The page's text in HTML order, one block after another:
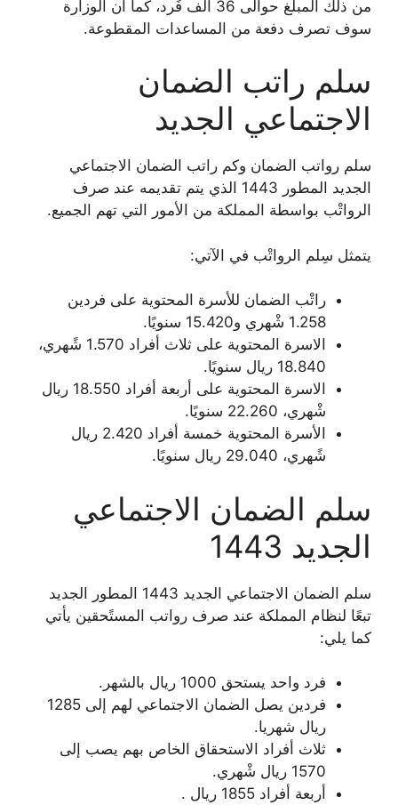
من ذلك المبلغ حوالى 36 ألف فًرد، كما أن الوزارة
سوف تصرف دفعة من المساعدات المقطوعة.
سلم راتب الضمان
الاجتماعي الجديد
سلم رواتب الضمان وكم راتب الضمان الاجتماعي
الجديد المطور 1443 الذي يتم تقديمه عند صرف
الرواتْب بواسطة المملكة من الأمور التي تهم الجميع.
يتمثل سِلم الرواتْب في الآتي:
راتْب الضمان للأسرة المحتوية على فردين
1.258 شْهري و15.420 سنويًا.
الاسرة المحتوية على ثلاث أفراد 1.570 شًهري،
18.840 ريال سنويًا.
الاسرة المحتوية على أربعة أفراد 18.550 ريال
شْهري، 22.260 سنويًا.
الأسرة المحتوية خمسة أفراد 2.420 ريال
شًهري، 29.040 ريال سنويًا.
سلم الضمان الاجتماعي
الجديد 1443
سلم الضمان الاجتماعي الجديد 1443 المطور الجديد
تبعًا لنظام المملكة عند صرف رواتب المستًحقين يأتي
كما يلي:
فرد واحد يستحق 1000 ريال بالشهر.
فردين يصل الضمان الاجتماعي لهم إلى 1285
ريال شهريا.
ثلاث أفراد الاستحقاق الخاص بهم يصب إلى
1570 ريال شْهري.
أربعة أفراد 1855 ريال .